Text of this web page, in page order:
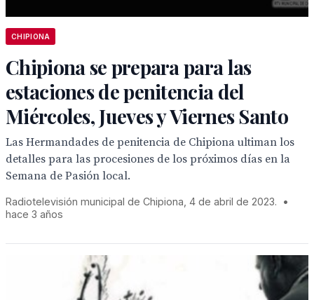
CHIPIONA
Chipiona se prepara para las
estaciones de penitencia del
Miércoles, Jueves y Viernes Santo
Las Hermandades de penitencia de Chipiona ultiman los
detalles para las procesiones de los próximos días en la
Semana de Pasión local.
Radiotelevisión municipal de Chipiona, 4 de abril de 2023.
•
hace 3 años